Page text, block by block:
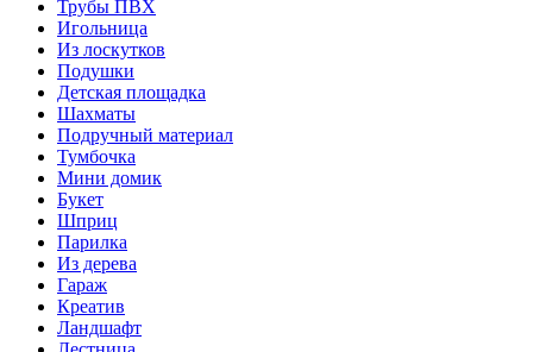
Трубы ПВХ
Игольница
Из лоскутков
Подушки
Детская площадка
Шахматы
Подручный материал
Тумбочка
Мини домик
Букет
Шприц
Парилка
Из дерева
Гараж
Креатив
Ландшафт